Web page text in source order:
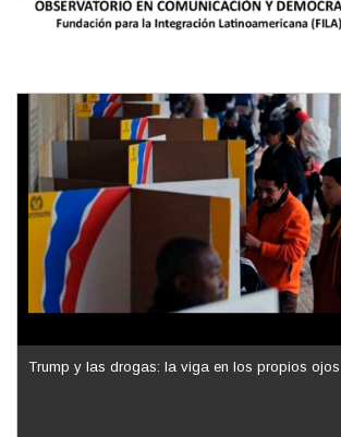
Trump y las drogas: la viga en los propios ojos